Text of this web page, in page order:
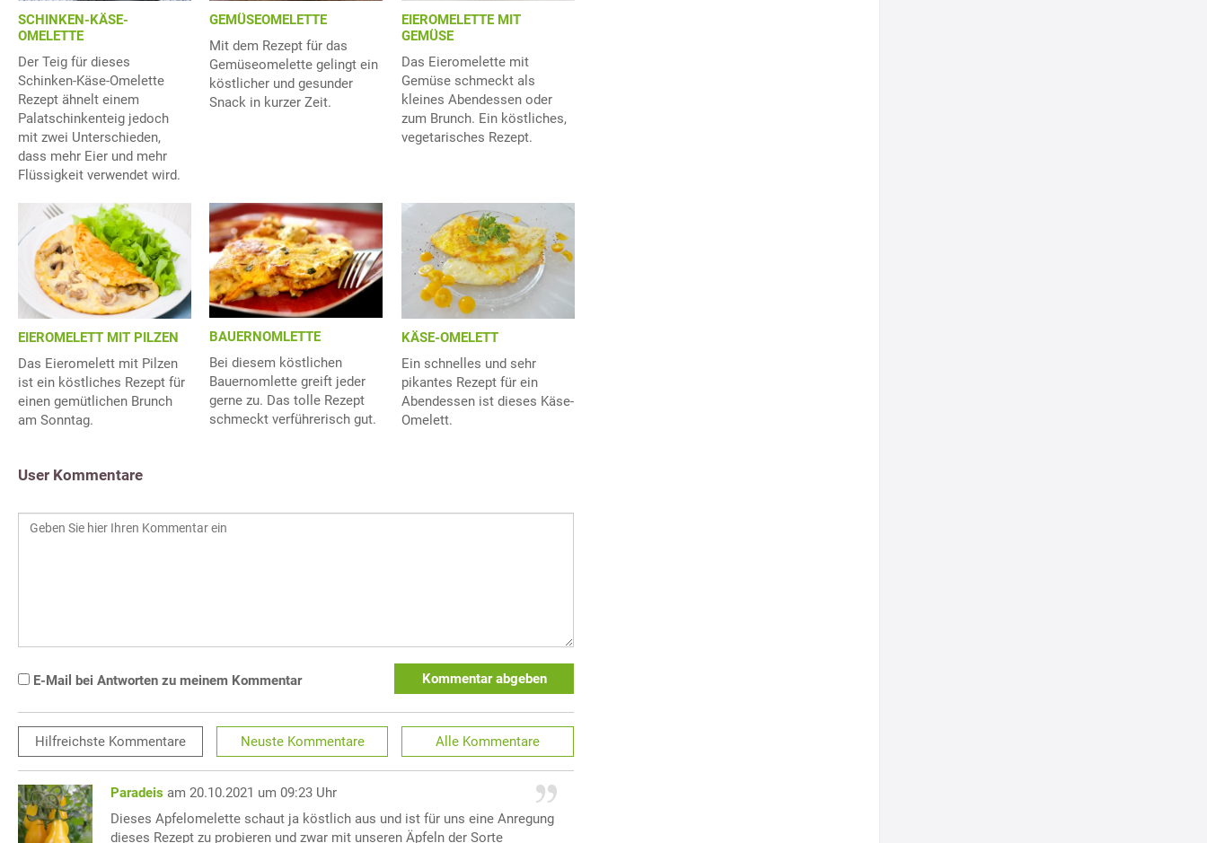
SCHINKEN-KÄSE-
OMELETTE
Der Teig für dieses
Schinken-Käse-Omelette
Rezept ähnelt einem
Palatschinkenteig jedoch
mit zwei Unterschieden,
dass mehr Eier und mehr
Flüssigkeit verwendet wird.
GEMÜSEOMELETTE
Mit dem Rezept für das
Gemüseomelette gelingt ein
köstlicher und gesunder
Snack in kurzer Zeit.
EIEROMELETTE MIT
GEMÜSE
Das Eieromelette mit
Gemüse schmeckt als
kleines Abendessen oder
zum Brunch. Ein köstliches,
vegetarisches Rezept.
EIEROMELETT MIT PILZEN
Das Eieromelett mit Pilzen
ist ein köstliches Rezept für
einen gemütlichen Brunch
am Sonntag.
BAUERNOMLETTE
Bei diesem köstlichen
Bauernomlette greift jeder
gerne zu. Das tolle Rezept
schmeckt verführerisch gut.
KÄSE-OMELETT
Ein schnelles und sehr
pikantes Rezept für ein
Abendessen ist dieses Käse-
Omelett.
User Kommentare
E-Mail bei Antworten zu meinem Kommentar Kommentar abgeben
Hilfreichste Kommentare Neuste Kommentare Alle Kommentare
Paradeis am 20.10.2021 um 09:23 Uhr
Dieses Apfelomelette schaut ja köstlich aus und ist für uns eine Anregung
dieses Rezept zu probieren und zwar mit unseren Äpfeln der Sorte